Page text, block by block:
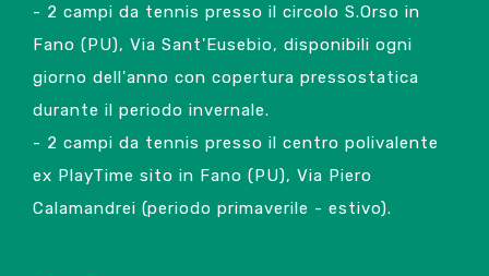
- 2 campi da tennis presso il circolo S.Orso in
Fano (PU), Via Sant'Eusebio, disponibili ogni
giorno dell'anno con copertura pressostatica
durante il periodo invernale.
- 2 campi da tennis presso il centro polivalente
ex PlayTime sito in Fano (PU), Via Piero
Calamandrei (periodo primaverile - estivo).